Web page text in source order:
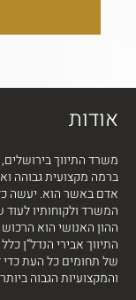
אודות
משרד התיווך בירושלים,
ברמה מקצועית גבוהה
אדם באשר הוא. יעשה
המשרד ולקוחותיו
ההון האנושי הוא הרכוש
התיווך אבירי הנדל”ן
של תחומים כל העת
והמקצועיות הגבוה